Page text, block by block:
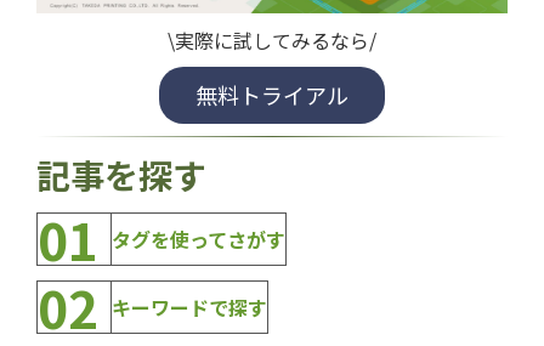
\実際に試してみるなら/
無料トライアル
記事を探す
01 タグを使ってさがす
02 キーワードで探す